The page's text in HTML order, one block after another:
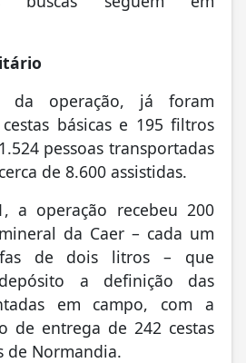
da operação, já foram
básicas e 195 filtros
pessoas transportadas
de 8.600 assistidas.
a operação recebeu 200
da Caer – cada um
de dois litros – que
a definição das
em campo, com a
de entrega de 242 cestas
de Normandia.